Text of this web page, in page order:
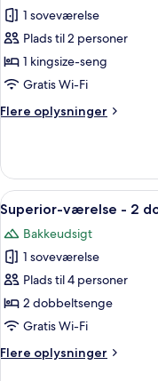
af
Superior-
værelse
-
kingsize-
balkon
-
bakkeudsigt
1 soveværelse
Plads til 2 personer
1 kingsize-seng
Gratis Wi-Fi
Flere oplysninger
Flere
værelse
1
kingsize-
seng
balkon
-
bakkeudsigt
Indlæs
alle
billeder
af
Superior-
værelse
-
dobbeltsenge
6
Superior-værelse - 2
Bakkeudsigt
1 soveværelse
Plads til 4 personer
2 dobbeltsenge
Gratis Wi-Fi
Flere oplysninger
Flere